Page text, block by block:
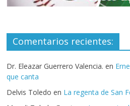
Comentarios recientes:
Dr. Eleazar Guerrero Valencia. en
que canta
Delvis Toledo en La regenta de San